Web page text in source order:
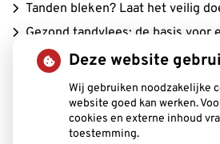
Tanden bleken? Laat het veilig
Gezond tandvlees: de basis voor
Naar de tandarts in het
(Mond)zorgkosten gemaakt in
aftrekbaar zijn
Deze website
Wij gebruiken noodzakelijke
website goed kan werken.
cookies en externe inhoud
toestemming.